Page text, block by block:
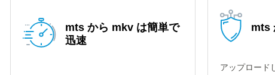
mts から mkv は簡単で
迅速
mts
アップロード